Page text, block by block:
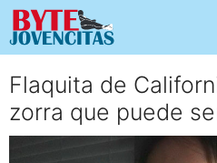
Saltar
al
contenido
Flaquita de
zorra que puede